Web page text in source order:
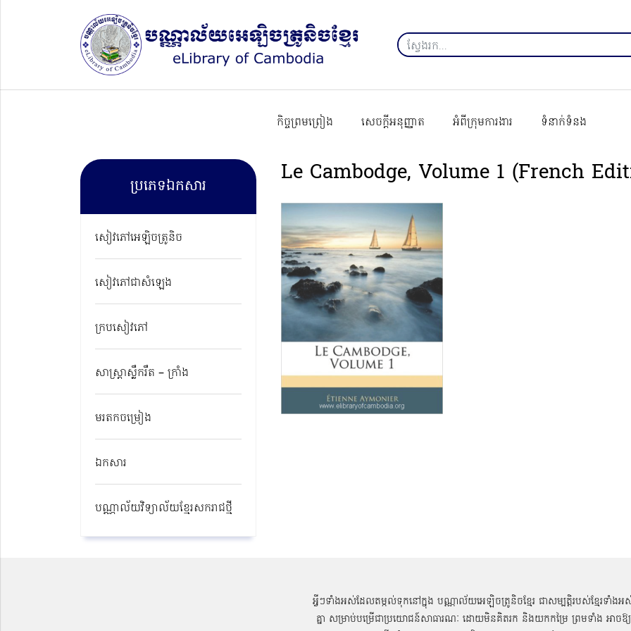
កិច្ចព្រមព្រៀង សេចក្ដីអនុញ្ញាត អំពីក្រុមការងារ ទំនាក់ទំនង
ប្រភេទឯកសារ
សៀវភៅអេឡិចត្រូនិច
សៀវភៅជាសំឡេង
ក្របសៀវភៅ
សាស្ត្រាស្លឹករឹត – ក្រាំង
មរតកចម្រៀង
ឯកសារ
បណ្ណាល័យវិទ្យាល័យខ្មែរសករាជថ្មី​
Le Cambodge, Volume 1 (French
អ្វីៗទាំងអស់ដែលតម្កល់ទុកនៅក្នុង បណ្ណាល័យអេឡិចត្រូនិចខ្មែរ ជាសម្បតិ្តរបស់ខ្មែរទាំងអ
គ្នា សម្រាប់បម្រើជាប្រយោជន៍សាធារណៈ ដោយមិនគិតរក និងយកកម្រៃ ព្រមទាំង អាចឱ្យ